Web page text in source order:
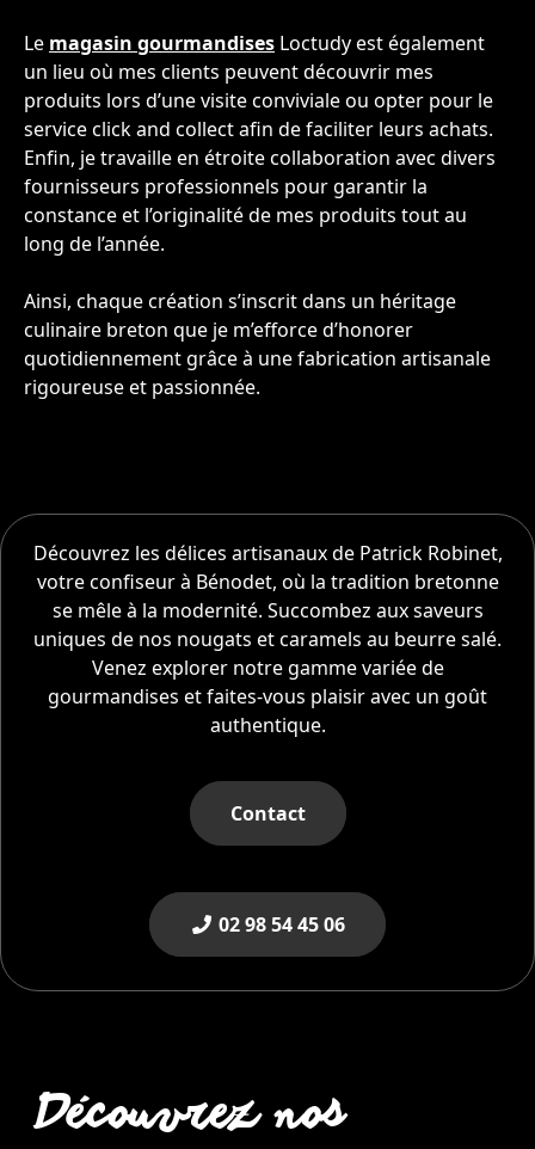
Le magasin gourmandises Loctudy est également
un lieu où mes clients peuvent découvrir mes
produits lors d’une visite conviviale ou opter pour le
service click and collect afin de faciliter leurs achats.
Enfin, je travaille en étroite collaboration avec divers
fournisseurs professionnels pour garantir la
constance et l’originalité de mes produits tout au
long de l’année.
Ainsi, chaque création s’inscrit dans un héritage
culinaire breton que je m’efforce d’honorer
quotidiennement grâce à une fabrication artisanale
rigoureuse et passionnée.
Découvrez les délices artisanaux de Patrick Robinet,
votre confiseur à Bénodet, où la tradition bretonne
se mêle à la modernité. Succombez aux saveurs
uniques de nos nougats et caramels au beurre salé.
Venez explorer notre gamme variée de
gourmandises et faites-vous plaisir avec un goût
authentique.
Contact
02 98 54 45 06
Découvrez nos